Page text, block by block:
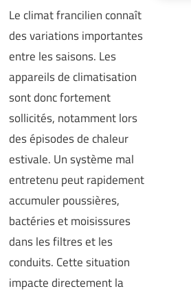
Le climat francilien connaît
des variations importantes
entre les saisons. Les
appareils de climatisation
sont donc fortement
sollicités, notamment lors
des épisodes de chaleur
estivale. Un système mal
entretenu peut rapidement
accumuler poussières,
bactéries et moisissures
dans les filtres et les
conduits. Cette situation
impacte directement la